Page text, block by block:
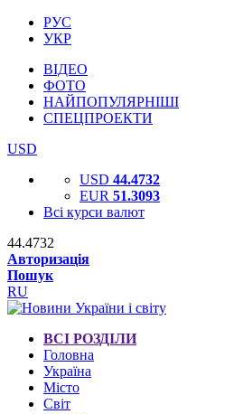
РУС
УКР
ВІДЕО
ФОТО
НАЙПОПУЛЯРНІШІ
СПЕЦПРОЕКТИ
USD
USD 44.4732
EUR 51.3093
Всі курси валют
44.4732
Авторизація
Пошук
RU
ВСІ РОЗДІЛИ
Головна
Україна
Місто
Світ